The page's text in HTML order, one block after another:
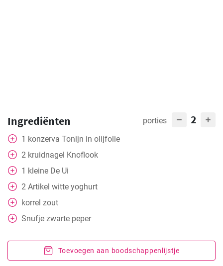
Ingrediënten porties 2
1 konzerva Tonijn in olijfolie
2 kruidnagel Knoflook
1 kleine De Ui
2 Artikel witte yoghurt
korrel zout
Snufje zwarte peper
Toevoegen aan boodschappenlijstje